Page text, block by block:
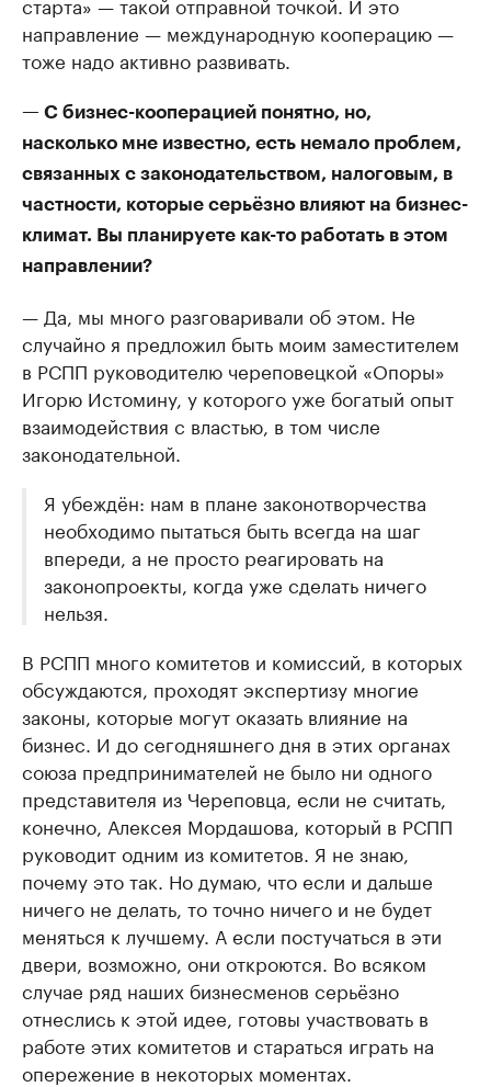
направление — международную кооперацию —
тоже надо активно развивать.
— С бизнес-кооперацией понятно, но,
насколько мне известно, есть немало проблем,
связанных с законодательством, налоговым, в
частности, которые серьёзно влияют на бизнес-
климат. Вы планируете как-то работать в этом
направлении?
— Да, мы много разговаривали об этом. Не
случайно я предложил быть моим заместителем
в РСПП руководителю череповецкой «Опоры»
Игорю Истомину, у которого уже богатый опыт
взаимодействия с властью, в том числе
законодательной.
Я убеждён: нам в плане законотворчества
необходимо пытаться быть всегда на шаг
впереди, а не просто реагировать на
законопроекты, когда уже сделать ничего
нельзя.
В РСПП много комитетов и комиссий, в которых
обсуждаются, проходят экспертизу многие
законы, которые могут оказать влияние на
бизнес. И до сегодняшнего дня в этих органах
союза предпринимателей не было ни одного
представителя из Череповца, если не считать,
конечно, Алексея Мордашова, который в РСПП
руководит одним из комитетов. Я не знаю,
почему это так. Но думаю, что если и дальше
ничего не делать, то точно ничего и не будет
меняться к лучшему. А если постучаться в эти
двери, возможно, они откроются. Во всяком
случае ряд наших бизнесменов серьёзно
отнеслись к этой идее, готовы участвовать в
работе этих комитетов и стараться играть на
опережение в некоторых моментах.